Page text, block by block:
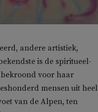
andere artistiek,
is de spiritueel-
bekroond voor haar
mensen uit heel
van de Alpen, ten